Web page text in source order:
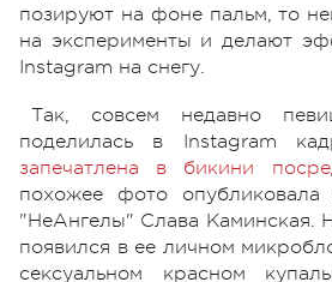
позируют на фоне пальм, то
на эксперименты и делают
Instagram на снегу.
Так, совсем недавно
поделилась в Instagram
запечатлена в бикини
похожее фото опубликовала
"НеАнгелы" Слава Каминская.
появился в ее личном
сексуальном красном